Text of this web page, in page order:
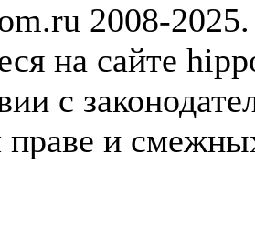
2008-
на сайте
с
праве и